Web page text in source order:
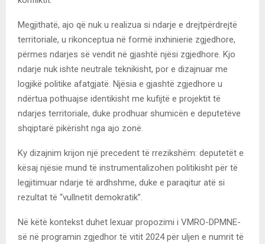
Megjithatë, ajo që nuk u realizua si ndarje e drejtpërdrejtë
territoriale, u rikonceptua në formë inxhinierie zgjedhore,
përmes ndarjes së vendit në gjashtë njësi zgjedhore. Kjo
ndarje nuk ishte neutrale teknikisht, por e dizajnuar me
logjikë politike afatgjatë. Njësia e gjashtë zgjedhore u
ndërtua pothuajse identikisht me kufijtë e projektit të
ndarjes territoriale, duke prodhuar shumicën e deputetëve
shqiptarë pikërisht nga ajo zonë.
Ky dizajnim krijon një precedent të rrezikshëm: deputetët e
kësaj njësie mund të instrumentalizohen politikisht për të
legjitimuar ndarje të ardhshme, duke e paraqitur atë si
rezultat të “vullnetit demokratik”.
Në këtë kontekst duhet lexuar propozimi i VMRO-DPMNE-
së në programin zgjedhor të vitit 2024 për uljen e numrit të